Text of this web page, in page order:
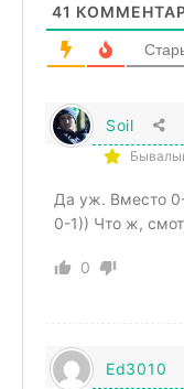
41
Soil
Да уж. Вместо
0-1)) Что ж,
0
Ed3010